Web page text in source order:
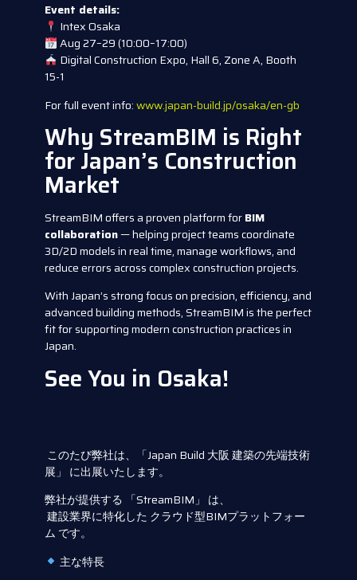
Event details:
Intex Osaka
Aug 27–29 (10:00–17:00)
Digital Construction Expo, Hall 6, Zone A, Booth
15-1
For full event info:www.japan-build.jp/osaka/en-gb
Why StreamBIM is Right
for Japan’s Construction
Market
StreamBIM offers a proven platform forBIM
collaboration— helping project teams coordinate
3D/2D models in real time, manage workflows, and
reduce errors across complex construction projects.
With Japan’s strong focus on precision, efficiency, and
advanced building methods, StreamBIM is the perfect
fit for supporting modern construction practices in
Japan.
See You in Osaka!
このたび弊社は、「Japan Build 大阪 建築の先端技術
展」 に出展いたします。
弊社が提供する 「StreamBIM」 は、
建設業界に特化した クラウド型BIMプラットフォー
ム です。
主な特長